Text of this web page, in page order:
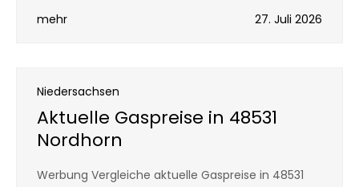
mehr 27. Juli 2026
Niedersachsen
Aktuelle Gaspreise in 48531
Nordhorn
Werbung Vergleiche aktuelle Gaspreise in 48531